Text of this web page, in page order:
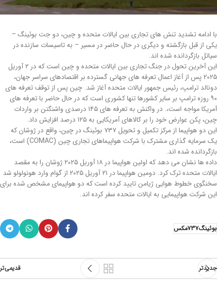
با ادامه تشدید تنش های تجاری بین ایالات متحده و چین، دو جت بوئینگ –
یکی از قبل بازگشته و دیگری در حال حاضر در مسیر – به تاسیسات سازنده در
سیاتل بازگردانده شده اند.
این آخرین تحول در جنگ تجاری بین ایالات متحده و چین است که در ۲ آوریل
۲۰۲۵ پس از آغاز اعمال تعرفه های جهانی گسترده بر اقتصادهای سراسر جهان،
دونالد ترامپ، رئیس جمهور ایالات متحده آغاز شد. چین پس از توقف تعرفه های
۹۰ روزه ترامپ بر سایر کشورها تنها کشوری است که در حال حاضر با تعرفه های
آمریکا مواجه است،. در واکنش به تعرفه های ۱۴۵ درصدی واشنگتن بر واردات
چین، پکن عوارض خود را بر کالاهای آمریکایی به ۱۲۵ درصد افزایش داد.
این دو هواپیما از مرکز تکمیل و تحویل ۷۳۷ بوئینگ در چین، واقع در ژوشان که
یک سرمایه گذاری مشترک با شرکت هواپیماهای تجاری چین (COMAC) است،
بازگردانده شده اند.
داده ها نشان می دهد که اولین هواپیما در ۱۸ آوریل ۲۰۲۵ ژوشان را به مقصد
ایالات متحده ترک کرد. دومین هواپیما در ۲۱ آوریل ۲۰۲۵ از گوام وارد هونولولو شد
سخنگوی خطوط هوایی ژیامن تایید کرده است که دو هواپیمای مشخص شده برای
این شرکت هواپیمایی به ایالات متحده سفر کرده اند.
بوئینگ737مکس
جدیدتر قدیمی‌تر